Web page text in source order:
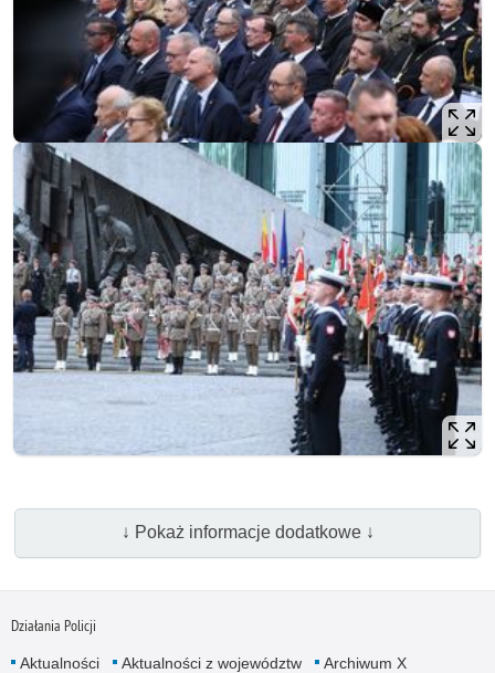
↓ Pokaż informacje dodatkowe ↓
Działania Policji
Aktualności Aktualności z województw
Archiwum X